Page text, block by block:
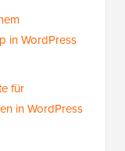
Beitragstypen
Feed hinzu
in WordPress